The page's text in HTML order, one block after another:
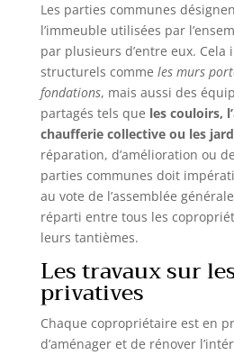
Les parties communes
l’immeuble utilisées par
par plusieurs d’entre eux. Cela
structurels comme les murs
fondations, mais aussi des
partagés tels que les couloirs,
chaufferie collective ou les
réparation, d’amélioration ou
parties communes doit
au vote de l’assemblée
réparti entre tous les
leurs tantièmes.
Les travaux sur
privatives
Chaque copropriétaire est en
d’aménager et de rénover